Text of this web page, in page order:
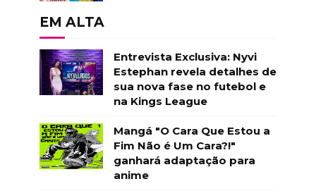
EM ALTA
Entrevista Exclusiva: Nyvi
Estephan revela detalhes de
sua nova fase no futebol e
na Kings League
Mangá "O Cara Que Estou a
Fim Não é Um Cara?!"
ganhará adaptação para
anime